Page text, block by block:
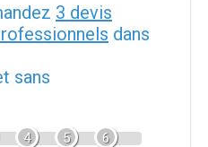
3 devis
dans
sans
4 5 6